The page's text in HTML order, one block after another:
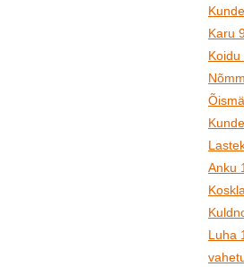
Karu
Anku
Luha